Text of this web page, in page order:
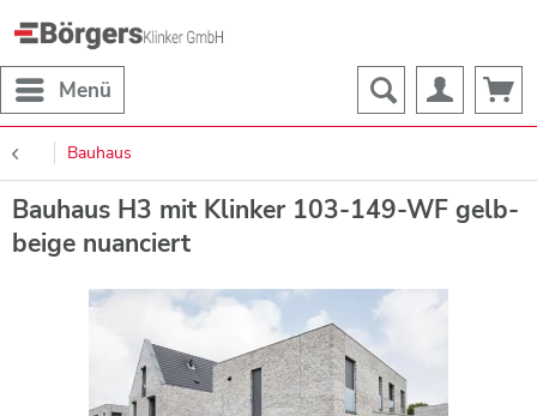
Menü
Bauhaus
Bauhaus H3 mit Klinker 103-149-WF gelb-
beige nuanciert